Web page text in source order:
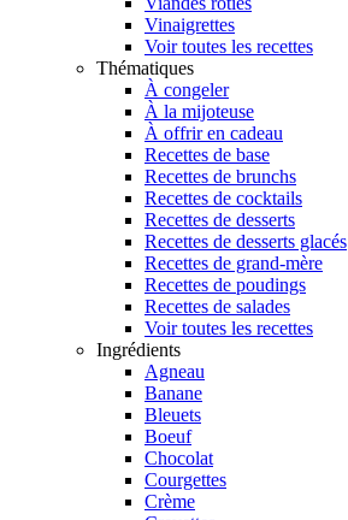
Vinaigrettes
Voir toutes les recettes
Thématiques
À congeler
À la mijoteuse
À offrir en cadeau
Recettes de base
Recettes de brunchs
Recettes de cocktails
Recettes de desserts
Recettes de desserts glacés
Recettes de grand-mère
Recettes de poudings
Recettes de salades
Voir toutes les recettes
Ingrédients
Agneau
Banane
Bleuets
Boeuf
Chocolat
Courgettes
Crème